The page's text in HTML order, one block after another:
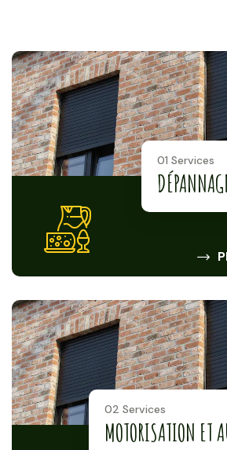
01 Services
02 Services
MOTORISATION ET